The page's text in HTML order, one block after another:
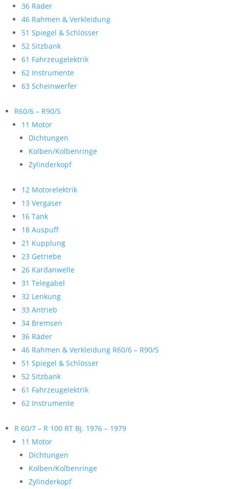
36 Räder
46 Rahmen & Verkleidung
51 Spiegel & Schlösser
52 Sitzbank
61 Fahrzeugelektrik
62 Instrumente
63 Scheinwerfer
R60/6 – R90/S
11 Motor
Dichtungen
Kolben/Kolbenringe
Zylinderkopf
12 Motorelektrik
13 Vergaser
16 Tank
18 Auspuff
21 Kupplung
23 Getriebe
26 Kardanwelle
31 Telegabel
32 Lenkung
33 Antrieb
34 Bremsen
36 Räder
46 Rahmen & Verkleidung R60/6 – R90/S
51 Spiegel & Schlösser
52 Sitzbank
61 Fahrzeugelektrik
62 Instrumente
R 60/7 – R 100 RT Bj. 1976 – 1979
11 Motor
Dichtungen
Kolben/Kolbenringe
Zylinderkopf